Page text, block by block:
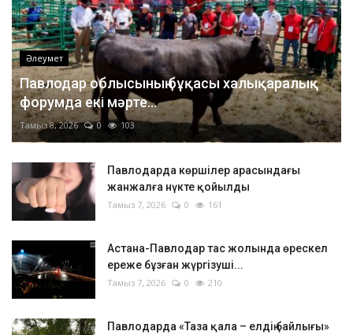
Әлеумет
Павлодар облысының бұқасы халықаралық
форумда екі мәрте...
Тамыз 8, 2026 0 103
Павлодарда көршілер арасындағы
жанжалға нүкте қойылды
Тамыз 7, 2026 0 161
Астана-Павлодар тас жолында өрескел
ереже бұзған жүргізуші...
Тамыз 7, 2026 0 210
Павлодарда «Таза қала – елдің байлығы»